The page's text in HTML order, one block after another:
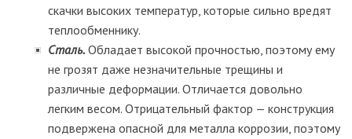
скачки высоких температур, которые сильно вредят
теплообменнику.
Сталь.Обладает высокой прочностью, поэтому ему
не грозят даже незначительные трещины и
различные деформации. Отличается довольно
легким весом. Отрицательный фактор — конструкция
подвержена опасной для металла коррозии, поэтому